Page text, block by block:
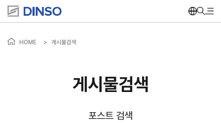
HOME > 게시물검색
게시물검색
포스트 검색